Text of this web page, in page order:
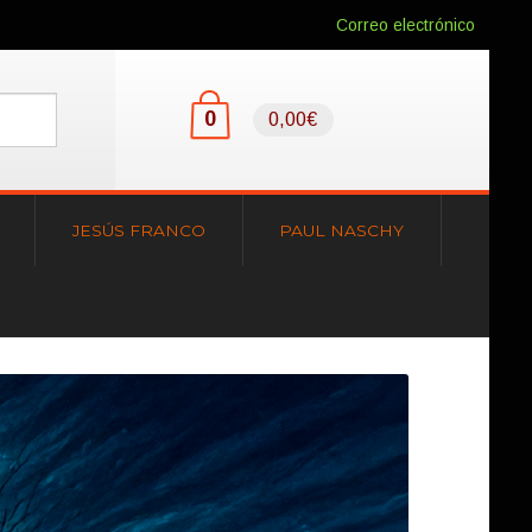
Correo electrónico
0 0,00€
JESÚS FRANCO PAUL NASCHY